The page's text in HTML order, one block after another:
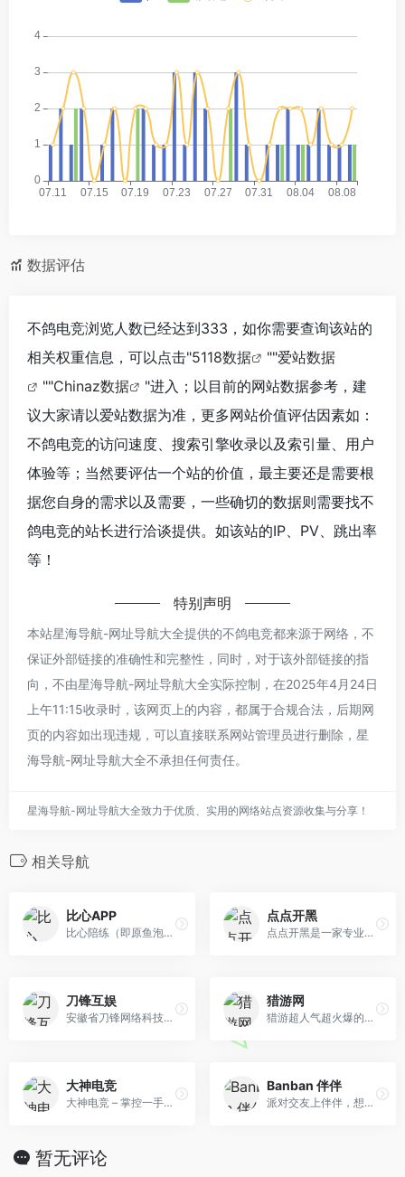
数据评估
不鸽电竞浏览人数已经达到333，如你需要查询该站的
相关权重信息，可以点击"5118数据 ""爱站数据
""Chinaz数据
"进入；以目前的网站数据参考，建
议大家请以爱站数据为准，更多网站价值评估因素如：
不鸽电竞的访问速度、搜索引擎收录以及索引量、用户
体验等；当然要评估一个站的价值，最主要还是需要根
据您自身的需求以及需要，一些确切的数据则需要找不
鸽电竞的站长进行洽谈提供。如该站的IP、PV、跳出率
等！
特别声明
本站星海导航-网址导航大全提供的不鸽电竞都来源于网络，不
保证外部链接的准确性和完整性，同时，对于该外部链接的指
向，不由星海导航-网址导航大全实际控制，在2025年4月24日
上午11:15收录时，该网页上的内容，都属于合规合法，后期网
页的内容如出现违规，可以直接联系网站管理员进行删除，星
海导航-网址导航大全不承担任何责任。
星海导航-网址导航大全致力于优质、实用的网络站点资源收集与分享！
相关导航
比心APP
比心陪练（即原鱼泡泡），超过2000万使用的游戏陪练APP。提供吃鸡游戏陪练、王者荣耀陪练、英雄联盟、lol陪练、绝地求生陪练服务。在比心陪练APP，在 这里 不论游戏、声音、颜值、特长，你都能找得到你心仪的陪练师！
点点开黑
点点开黑是一家专业的游戏大神平台，这里可以找到吃鸡大神、绝地求生大神、lol大神、和平精英大神、王者荣耀大神等一系列游戏大神，还有心仪的美女队 长等着你。我们旨在打造一个真实、健康、安全的游戏、交友大神平台。
刀锋互娱
安徽省刀锋网络科技有限公司是是国内知名的游戏服务全产业链的企业，集游戏体验、账号租赁、几大主营业务为一体的个人游戏服务企业，并于完成数千万美元A轮、A+轮融资，估值5个亿。
猎游网
猎游超人气超火爆的游戏约玩、组队开黑、语音连麦交友APP！约玩王者荣耀吃鸡热门游戏，围观真实有趣的生活动态，在聊天室语音连麦K歌交友 ，在电玩室 畅玩互动小游戏超多好玩有趣的小伙伴和新玩法，嗨玩停不下来！
大神电竞
大神电竞 – 掌控一手电子竞技资讯，专人指导帮助你迅速提升游戏水平，提供专业的赛事报道，更有明星，大神聚集在此，是一款纯粹的电子竞技社区。
Banban 伴伴
派对交友上伴伴，想有伴，就有伴。伴伴，是一款聚集了千万年轻人的实时场景社交平台，我们的使命是用科技让人与人的连接更高效。
暂无评论